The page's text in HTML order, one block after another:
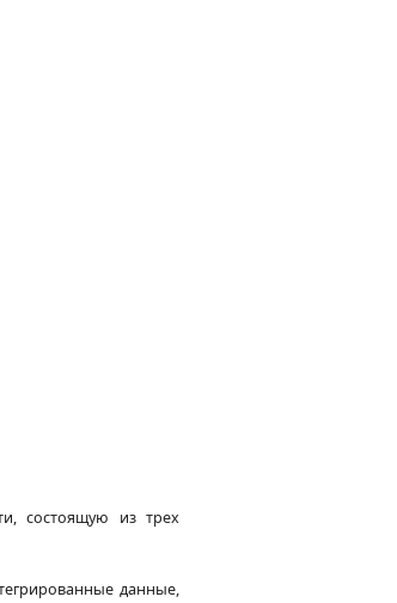
состоящую из трех
данные,